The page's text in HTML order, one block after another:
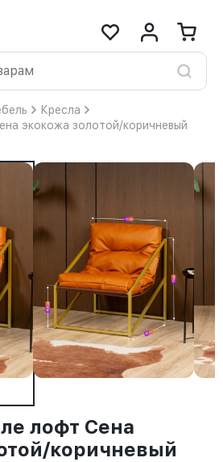
Кресла
экокожа золотой/коричневый
лофт Сена
коричневый